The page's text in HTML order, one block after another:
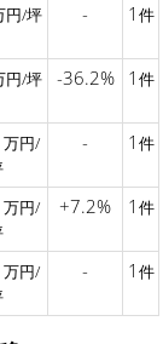
円/坪 - 1 件
円/坪 -36.2% 1 件
万円/
- 1 件
万円/
+7.2% 1 件
万円/
- 1 件